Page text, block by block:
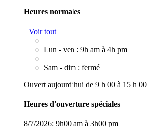
Heures normales
Voir tout
Lun - ven : 9h am à 4h pm
Sam - dim : fermé
Ouvert aujourd’hui de 9 h 00 à 15 h 00
Heures d'ouverture spéciales
8/7/2026: 9h00 am à 3h00 pm